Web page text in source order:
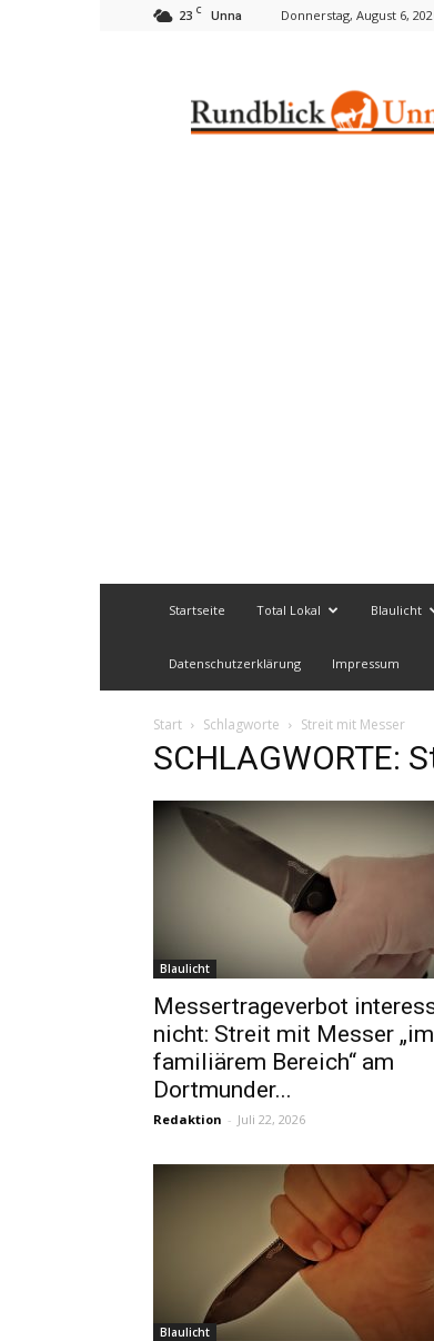
23 C Unna Donnerstag, August 6,
Startseite Total Lokal Blaulicht
Datenschutzerklärung Impressum
Start Schlagworte Streit mit Messer
SCHLAGWORTE:
Blaulicht
Messertrageverbot
nicht: Streit mit Messer „im
familiärem Bereich“ am
Dortmunder...
Redaktion - Juli 22, 2026
Blaulicht